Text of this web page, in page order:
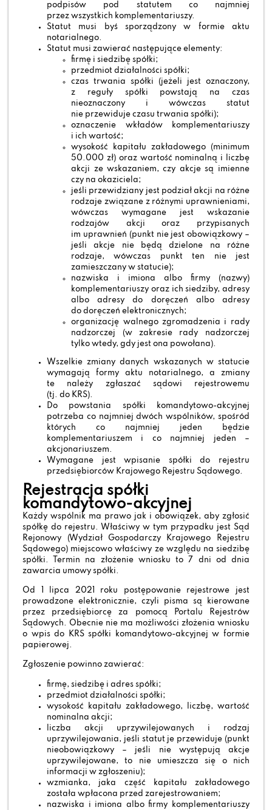
podpisów pod statutem co najmniej
przez wszystkich komplementariuszy.
Statut musi byś sporządzony w formie aktu
notarialnego.
Statut musi zawierać następujące elementy:
firmę i siedzibę spółki;
przedmiot działalności spółki;
czas trwania spółki (jeżeli jest oznaczony,
z reguły spółki powstają na czas
nieoznaczony i wówczas statut
nie przewiduje czasu trwania spółki);
oznaczenie wkładów komplementariuszy
i ich wartość;
wysokość kapitału zakładowego (minimum
50.000 zł) oraz wartość nominalną i liczbę
akcji ze wskazaniem, czy akcje są imienne
czy na okaziciela;
jeśli przewidziany jest podział akcji na różne
rodzaje związane z różnymi uprawnieniami,
wówczas wymagane jest wskazanie
rodzajów akcji oraz przypisanych
im uprawnień (punkt nie jest obowiązkowy –
jeśli akcje nie będą dzielone na różne
rodzaje, wówczas punkt ten nie jest
zamieszczany w statucie);
nazwiska i imiona albo firmy (nazwy)
komplementariuszy oraz ich siedziby, adresy
albo adresy do doręczeń albo adresy
do doręczeń elektronicznych;
organizację walnego zgromadzenia i rady
nadzorczej (w zakresie rady nadzorczej
tylko wtedy, gdy jest ona powołana).
Wszelkie zmiany danych wskazanych w statucie
wymagają formy aktu notarialnego, a zmiany
te należy zgłaszać sądowi rejestrowemu
(tj. do KRS).
Do powstania spółki komandytowo-akcyjnej
potrzeba co najmniej dwóch wspólników, spośród
których co najmniej jeden będzie
komplementariuszem i co najmniej jeden –
akcjonariuszem.
Wymagane jest wpisanie spółki do rejestru
przedsiębiorców Krajowego Rejestru Sądowego.
Rejestracja spółki
komandytowo-akcyjnej
Każdy wspólnik ma prawo jak i obowiązek, aby zgłosić
spółkę do rejestru. Właściwy w tym przypadku jest Sąd
Rejonowy (Wydział Gospodarczy Krajowego Rejestru
Sądowego) miejscowo właściwy ze względu na siedzibę
spółki. Termin na złożenie wniosku to 7 dni od dnia
zawarcia umowy spółki.
Od 1 lipca 2021 roku postępowanie rejestrowe jest
prowadzone elektronicznie, czyli pisma są kierowane
przez przedsiębiorcę za pomocą Portalu Rejestrów
Sądowych. Obecnie nie ma możliwości złożenia wniosku
o wpis do KRS spółki komandytowo-akcyjnej w formie
papierowej.
Zgłoszenie powinno zawierać:
firmę, siedzibę i adres spółki;
przedmiot działalności spółki;
wysokość kapitału zakładowego, liczbę, wartość
nominalna akcji;
liczba akcji uprzywilejowanych i rodzaj
uprzywilejowania, jeśli statut je przewiduje (punkt
nieobowiązkowy – jeśli nie występują akcje
uprzywilejowane, to nie umieszcza się o nich
informacji w zgłoszeniu);
wzmianka, jaka część kapitału zakładowego
została wpłacona przed zarejestrowaniem;
nazwiska i imiona albo firmy komplementariuszy